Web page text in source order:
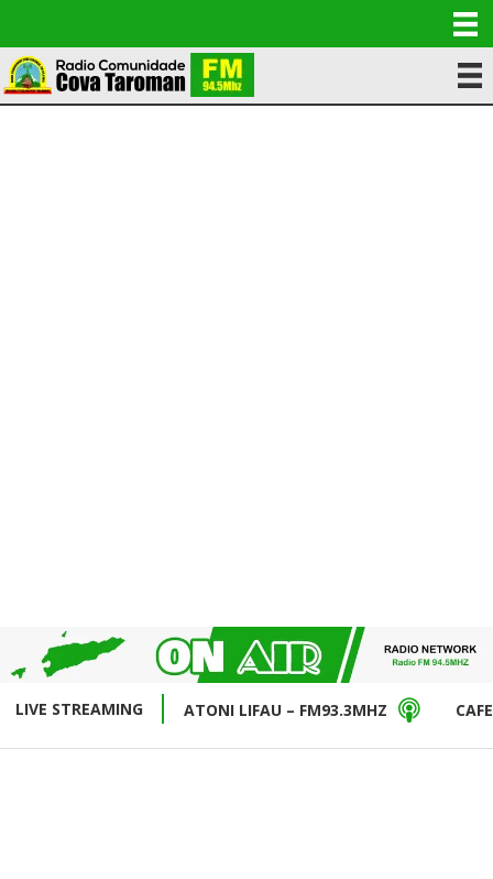
LIVE STREAMING ATONI LIFAU – FM93.3MHZ